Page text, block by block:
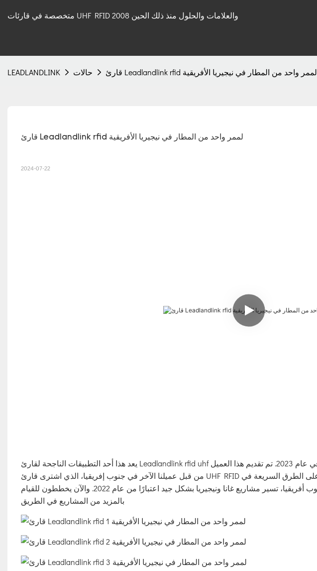
متخصصة في قارئات UHF RFID والعلامات والحلول منذ ذلك الحين 2008
LEADLANDLINK حالات قارئ Leadlandlink rfid لممر واحد من المطار في نيجيريا الأفريقية
قارئ Leadlandlink rfid لممر واحد من المطار في نيجيريا الأفريقية
2024-07-22
يعد هذا أحد التطبيقات الناجحة لقارئ Leadlandlink rfid uhf المثبت في حارة واحدة من المطار في نيجيريا في عام 2023. تم تقديم هذا العميل
من قبل عميلنا الآخر في جنوب إفريقيا، الذي اشترى قارئ UHF RFID الخاص بنا وطبقه بنجاح في رسوم مرور على الطرق السريعة في
موزمبيق في عام 2020. وبمساعدة عميل جنوب أفريقيا، تسير مشاريع غانا ونيجيريا بشكل جيد اعتبارًا من عام 2022. والآن يخططون للقيام